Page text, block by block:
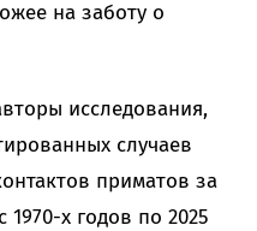
на заботу о
исследования,
случаев
приматов за
х годов по 2025